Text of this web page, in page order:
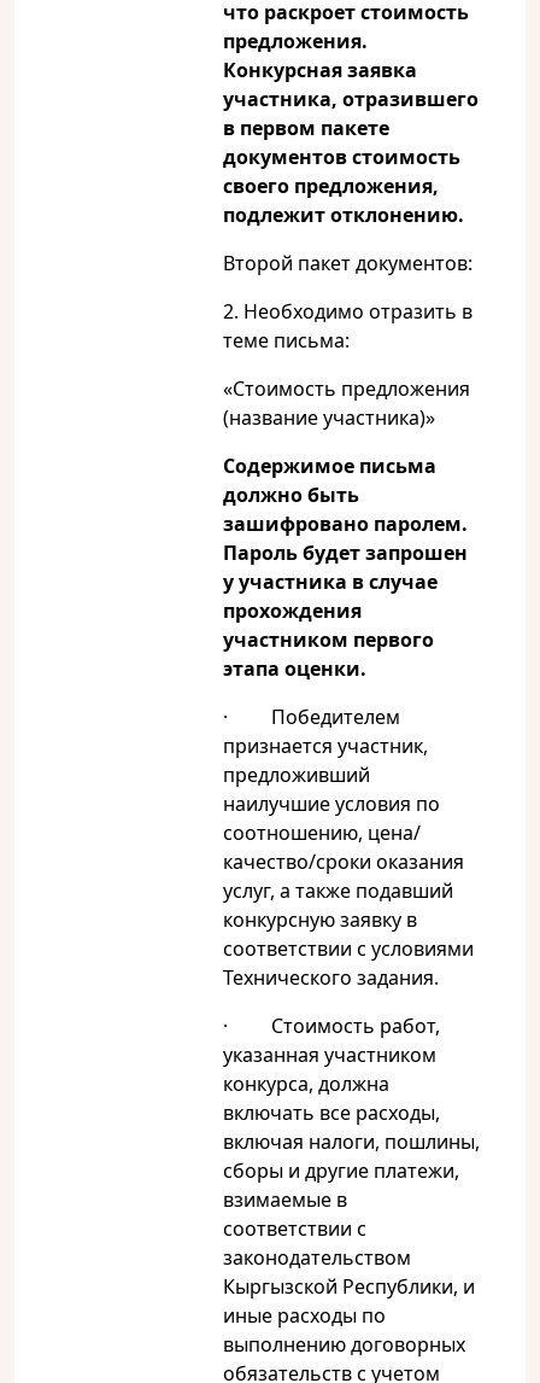
что раскроет стоимость
предложения.
Конкурсная заявка
участника, отразившего
в первом пакете
документов стоимость
своего предложения,
подлежит отклонению.
Второй пакет документов:
2. Необходимо отразить в
теме письма:
«Стоимость предложения
(название участника)»
Содержимое письма
должно быть
зашифровано паролем.
Пароль будет запрошен
у участника в случае
прохождения
участником первого
этапа оценки.
· Победителем
признается участник,
предложивший
наилучшие условия по
соотношению, цена/
качество/сроки оказания
услуг, а также подавший
конкурсную заявку в
соответствии с условиями
Технического задания.
· Стоимость работ,
указанная участником
конкурса, должна
включать все расходы,
включая налоги, пошлины,
сборы и другие платежи,
взимаемые в
соответствии с
законодательством
Кыргызской Республики, и
иные расходы по
выполнению договорных
обязательств с учетом